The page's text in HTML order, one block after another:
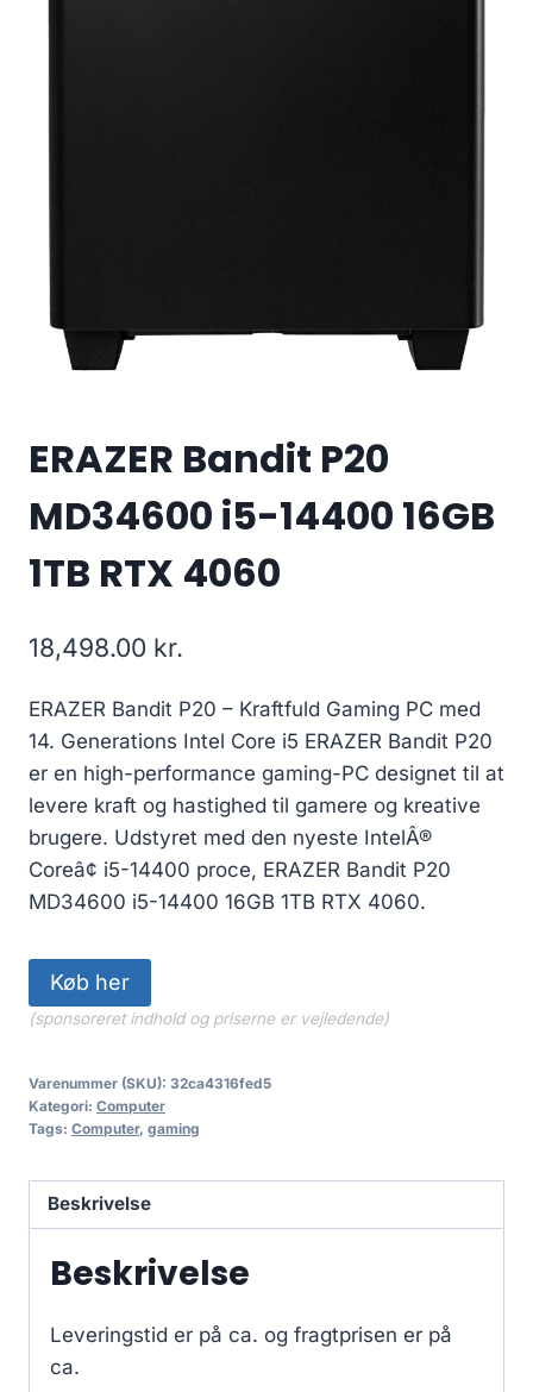
ERAZER Bandit P20
MD34600 i5-14400 16GB
1TB RTX 4060
18,498.00 kr.
ERAZER Bandit P20 – Kraftfuld Gaming PC med
14. Generations Intel Core i5 ERAZER Bandit P20
er en high-performance gaming-PC designet til at
levere kraft og hastighed til gamere og kreative
brugere. Udstyret med den nyeste IntelÂ®
Coreâ¢ i5-14400 proce, ERAZER Bandit P20
MD34600 i5-14400 16GB 1TB RTX 4060.
Køb her
(sponsoreret indhold og priserne er vejledende)
Varenummer (SKU): 32ca4316fed5
Kategori: Computer
Tags: Computer, gaming
Beskrivelse
Beskrivelse
Leveringstid er på ca. og fragtprisen er på
ca.